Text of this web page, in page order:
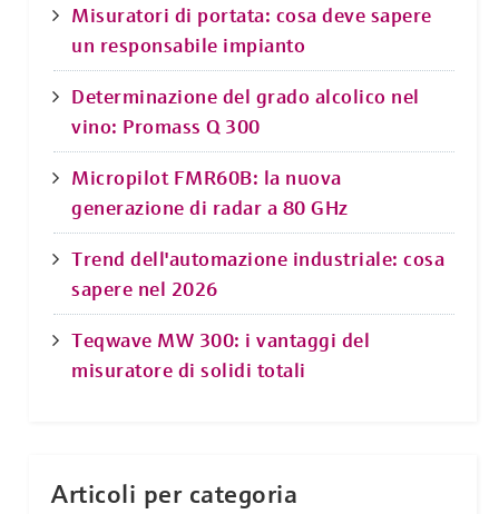
Misuratori di portata: cosa deve sapere
un responsabile impianto
Determinazione del grado alcolico nel
vino: Promass Q 300
Micropilot FMR60B: la nuova
generazione di radar a 80 GHz
Trend dell'automazione industriale: cosa
sapere nel 2026
Teqwave MW 300: i vantaggi del
misuratore di solidi totali
Articoli per categoria